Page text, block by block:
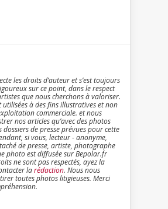
les droits d’auteur et s’est toujours
sur ce point, dans le respect
que nous cherchons à valoriser.
utilisées à des fins illustratives et non
commerciale. et nous
nos articles qu’avec des photos
dossiers de presse prévues pour cette
si vous, lecteur - anonyme,
de presse, artiste, photographe
photo est diffusée sur Bepolar.fr
ne sont pas respectés, ayez la
larédaction. Nous nous
toutes photos litigieuses. Merci